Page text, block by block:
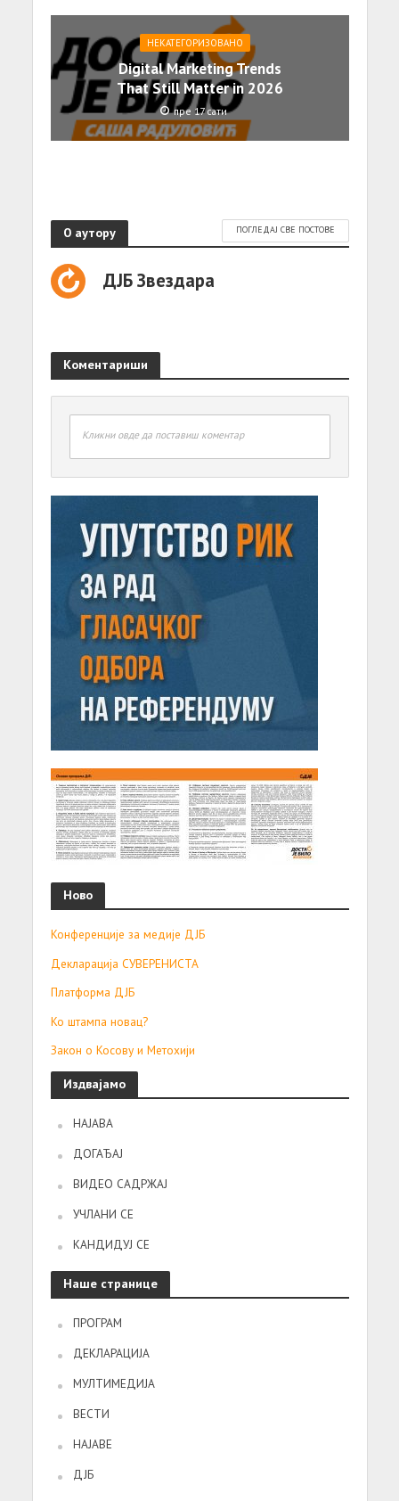
НЕКАТЕГОРИЗОВАНО
Digital Marketing Trends
That Still Matter in 2026
пре 17 сати
О аутору ПОГЛЕДАЈ СВЕ ПОСТОВЕ
ДЈБ Звездара
Коментариши
Кликни овде да поставиш коментар
Ново
Конференције за медије ДЈБ
Декларација СУВЕРЕНИСТА
Платформа ДЈБ
Ко штампа новац?
Закон о Косову и Метохији
Издвајамо
НАЈАВА
ДОГАЂАЈ
ВИДЕО САДРЖАЈ
УЧЛАНИ СЕ
КАНДИДУЈ СЕ
Наше странице
ПРОГРАМ
ДЕКЛАРАЦИЈА
МУЛТИМЕДИЈА
ВЕСТИ
НАЈАВЕ
ДЈБ